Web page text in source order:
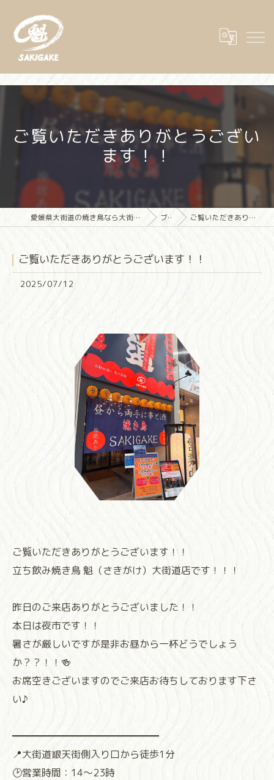
ご覧いただきありがとうござい
ます！！
愛媛県大街道の焼き鳥なら大街道立ち飲み焼き鳥 魁(さきがけ) ブログ ご覧いただきありがとうございます！！
ご覧いただきありがとうございます！！
2025/07/12
ご覧いただきありがとうございます！！
立ち飲み焼き鳥 魁（さきがけ）大街道店です！！！
昨日のご来店ありがとうございました！！
本日は夜市です！！
暑さが厳しいですが是非お昼から一杯どうでしょう
か？？！！🍻
お席空きございますのでご来店お待ちしております下さ
い♪
⁡⁡━━━━━━━━━━━━━━━
📍大街道銀天街側入り口から徒歩1分
🕑営業時間：14〜23時